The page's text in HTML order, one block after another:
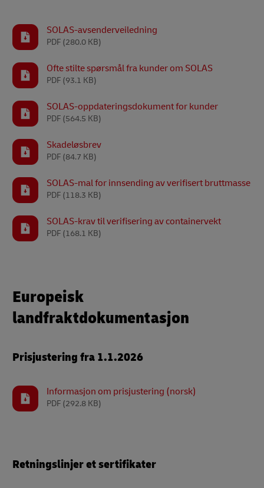
SOLAS-avsenderveiledning
PDF (280.0 KB)
Ofte stilte spørsmål fra kunder om SOLAS
PDF (93.1 KB)
SOLAS-oppdateringsdokument for kunder
PDF (564.5 KB)
Skadeløsbrev
PDF (84.7 KB)
SOLAS-mal for innsending av verifisert bruttmasse
PDF (118.3 KB)
SOLAS-krav til verifisering av containervekt
PDF (168.1 KB)
Europeisk
landfraktdokumentasjon
Prisjustering fra 1.1.2026
Informasjon om prisjustering (norsk)
PDF (292.8 KB)
Retningslinjer et sertifikater